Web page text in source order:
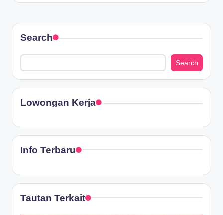
Search
Search
Lowongan Kerja
Info Terbaru
Tautan Terkait